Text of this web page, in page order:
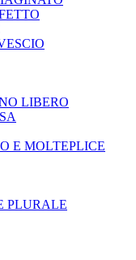
LIBERO
E MOLTEPLICE
PLURALE